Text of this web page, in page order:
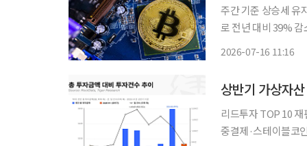
주간 기준 상승세 유
로 전년 대비 39% 감
2026-07-16 11:16
상반기 가상자
리드투자 TOP 10
중결제·스테이블코인·CEX 부